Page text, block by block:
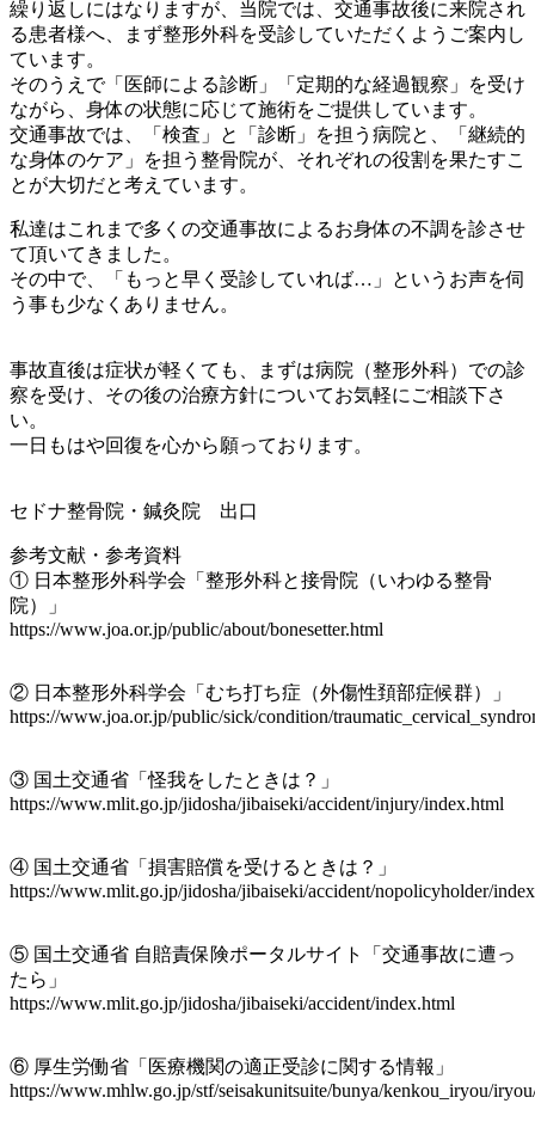
繰り返しにはなりますが、当院では、交通事故後に来院され
る患者様へ、まず整形外科を受診していただくようご案内し
ています。
そのうえで「医師による診断」「定期的な経過観察」を受け
ながら、身体の状態に応じて施術をご提供しています。
交通事故では、「検査」と「診断」を担う病院と、「継続的
な身体のケア」を担う整骨院が、それぞれの役割を果たすこ
とが大切だと考えています。
私達はこれまで多くの交通事故によるお身体の不調を診させ
て頂いてきました。
その中で、「もっと早く受診していれば…」というお声を伺
う事も少なくありません。
事故直後は症状が軽くても、まずは病院（整形外科）での診
察を受け、その後の治療方針についてお気軽にご相談下さ
い。
一日もはや回復を心から願っております。
セドナ整骨院・鍼灸院 出口
参考文献・参考資料
① 日本整形外科学会「整形外科と接骨院（いわゆる整骨
院）」
https://www.joa.or.jp/public/about/bonesetter.html
② 日本整形外科学会「むち打ち症（外傷性頚部症候群）」
https://www.joa.or.jp/public/sick/condition/
③ 国土交通省「怪我をしたときは？」
https://www.mlit.go.jp/jidosha/jibaiseki/accident/injury/index.html
④ 国土交通省「損害賠償を受けるときは？」
https://www.mlit.go.jp/jidosha/jibaiseki/accident/nopolicyholder/
⑤ 国土交通省 自賠責保険ポータルサイト「交通事故に遭っ
たら」
https://www.mlit.go.jp/jidosha/jibaiseki/accident/index.html
⑥ 厚生労働省「医療機関の適正受診に関する情報」
https://www.mhlw.go.jp/stf/seisakunitsuite/bunya/kenkou_iryou/